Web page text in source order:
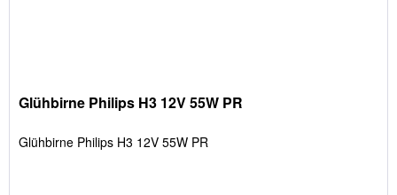
Glühbirne Philips H3 12V 55W PR
Glühbirne Philips H3 12V 55W PR